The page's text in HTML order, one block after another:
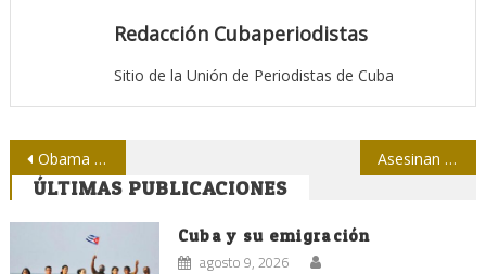
Redacción Cubaperiodistas
Sitio de la Unión de Periodistas de Cuba
Navegación
de
entradas
Obama está en tierra cubana Asesinan a otro periodista en Guatemala
ÚLTIMAS PUBLICACIONES
Cuba y su emigración
agosto 9, 2026